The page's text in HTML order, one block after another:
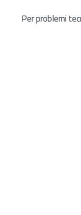
Per problemi